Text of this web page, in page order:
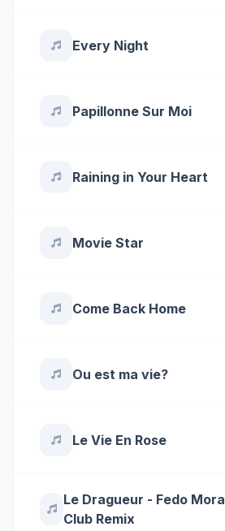
Every Night
Papillonne Sur Moi
Raining in Your Heart
Movie Star
Come Back Home
Ou est ma vie?
Le Vie En Rose
Le Dragueur - Fedo Mora
Club Remix